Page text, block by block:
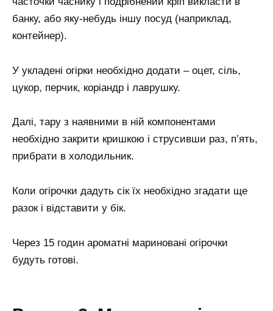
банку, або яку-небудь іншу посуд (наприклад,
контейнер).
У укладені огірки необхідно додати – оцет, сіль,
цукор, перчик, коріандр і лаврушку.
Далі, тару з наявними в ній компонентами
необхідно закрити кришкою і струсивши раз, п’ять,
прибрати в холодильник.
Коли огірочки дадуть сік їх необхідно згадати ще
разок і відставити у бік.
Через 15 годин ароматні мариновані огірочки
будуть готові.